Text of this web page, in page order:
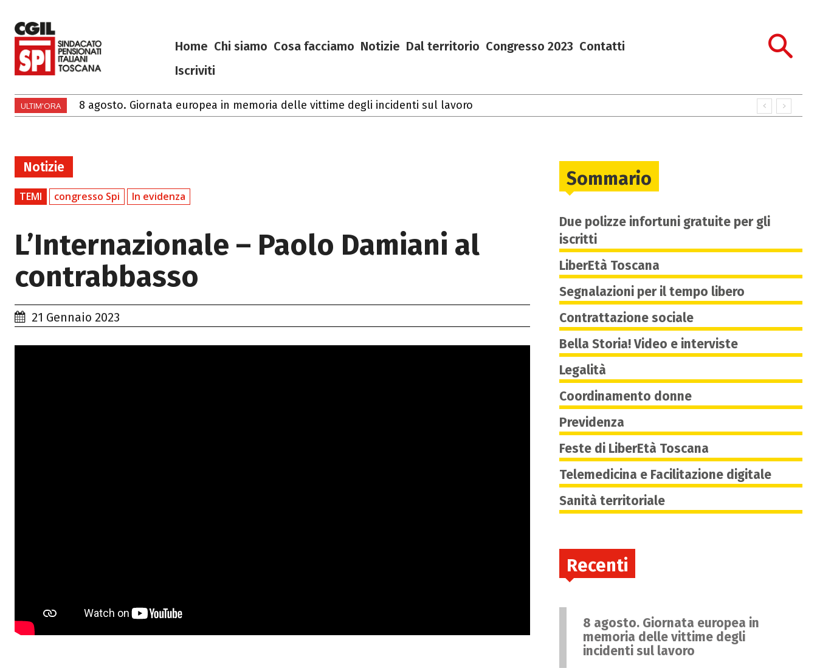
Home Chi siamo Cosa facciamo Notizie Dal territorio Congresso 2023 Contatti
Iscriviti
ULTIM'ORA 8 agosto. Giornata europea in memoria delle vittime degli incidenti sul lavoro
Ciao Francesco
Notizie
TEMI congresso Spi In evidenza
L’Internazionale – Paolo Damiani al
contrabbasso
21 Gennaio 2023
Sommario
Due polizze infortuni gratuite per gli
iscritti
LiberEtà Toscana
Segnalazioni per il tempo libero
Contrattazione sociale
Bella Storia! Video e interviste
Legalità
Coordinamento donne
Previdenza
Feste di LiberEtà Toscana
Telemedicina e Facilitazione digitale
Sanità territoriale
Recenti
8 agosto. Giornata europea in
memoria delle vittime degli
incidenti sul lavoro